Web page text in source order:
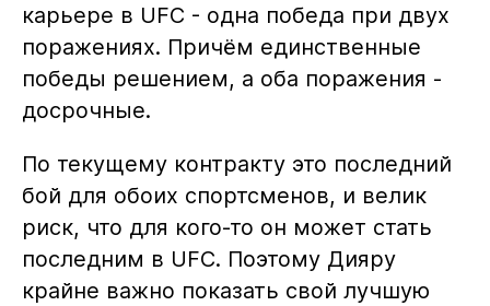
карьере в UFC - одна победа при двух
поражениях. Причём единственные
победы решением, а оба поражения -
досрочные.
По текущему контракту это последний
бой для обоих спортсменов, и велик
риск, что для кого-то он может стать
последним в UFC. Поэтому Дияру
крайне важно показать свой лучшую